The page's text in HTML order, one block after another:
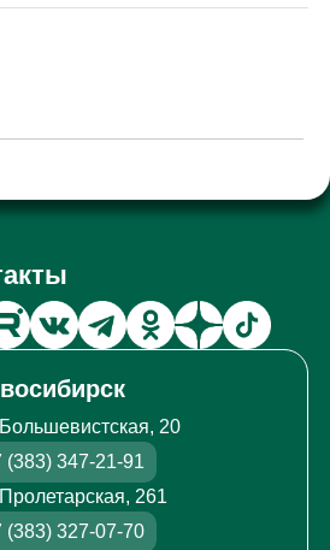
20
(383) 347-21-91
261
(383) 327-07-70